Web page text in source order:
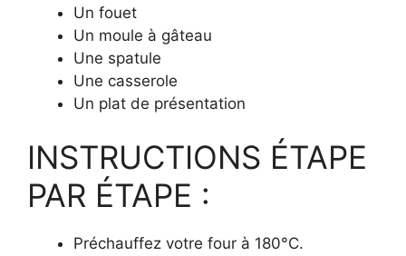
Un fouet
Un moule à gâteau
Une spatule
Une casserole
Un plat de présentation
INSTRUCTIONS ÉTAPE
PAR ÉTAPE :
Préchauffez votre four à 180°C.